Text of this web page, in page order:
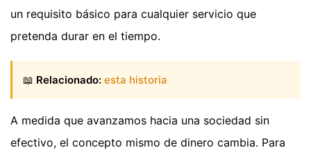
un requisito básico para cualquier servicio que
pretenda durar en el tiempo.
📖 Relacionado: esta historia
A medida que avanzamos hacia una sociedad sin
efectivo, el concepto mismo de dinero cambia. Para